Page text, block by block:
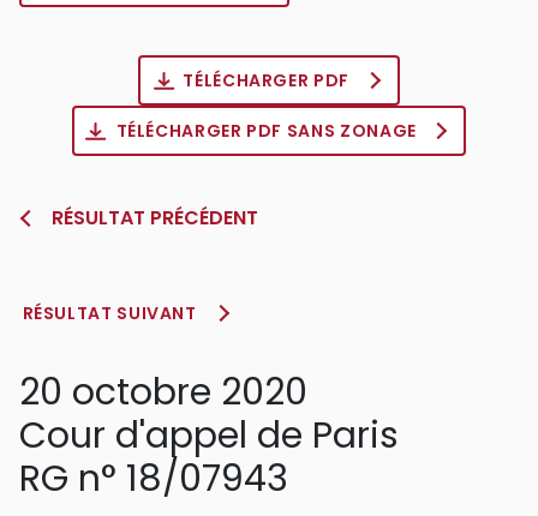
TÉLÉCHARGER PDF
TÉLÉCHARGER PDF SANS ZONAGE
RÉSULTAT PRÉCÉDENT
RÉSULTAT SUIVANT
20 octobre 2020
Cour d'appel de Paris
RG n° 18/07943